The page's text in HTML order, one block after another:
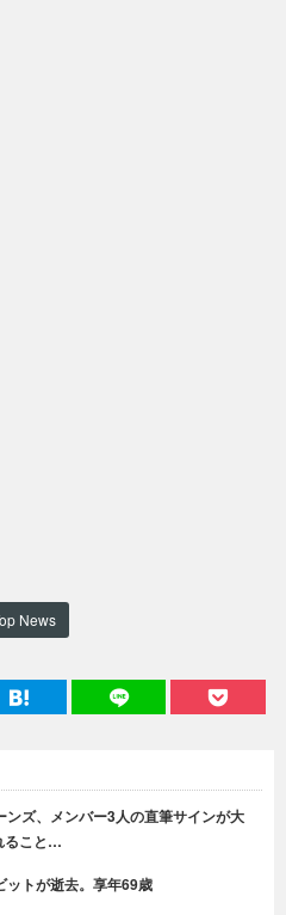
News
ンズ、メンバー3人の直筆サインが大
ること…
ットが逝去。享年69歳